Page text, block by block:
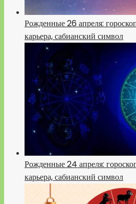
Рожденные 26 апреля:
карьера, сабианский символ
Рожденные 24 апреля:
карьера, сабианский символ